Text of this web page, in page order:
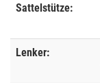
Sattelstütze:
Lenker: